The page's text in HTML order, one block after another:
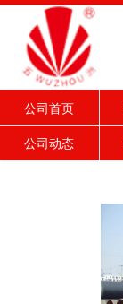
公司首页
公司动态